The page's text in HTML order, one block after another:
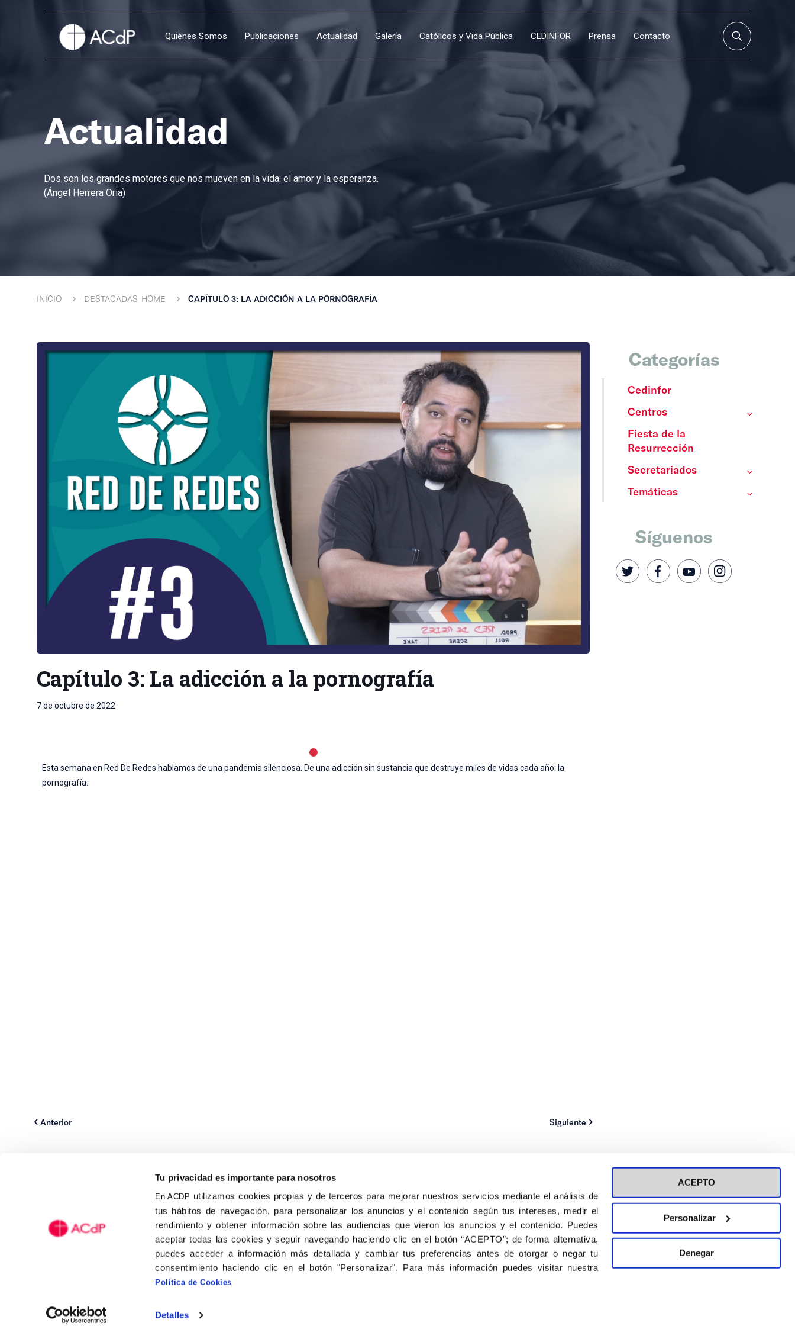
Tu privacidad es importante para nosotros
En ACDP utilizamos cookies propias y de terceros para mejorar nuestros servicios mediante el análisis de
tus hábitos de navegación, para personalizar los anuncios y el contenido según tus intereses, medir el
rendimiento y obtener información sobre las audiencias que vieron los anuncios y el contenido. Puedes
aceptar todas las cookies y seguir navegando haciendo clic en el botón “ACEPTO”; de forma alternativa,
puedes acceder a información más detallada y cambiar tus preferencias antes de otorgar o negar tu
consentimiento haciendo clic en el botón "Personalizar". Para más información puedes visitar nuestra
Política de Cookies
Detalles
ACEPTO
Personalizar
Denegar
Quiénes Somos Publicaciones Actualidad Galería Católicos y Vida Pública CEDINFOR Prensa Contacto
Actualidad
Dos son los grandes motores que nos mueven en la vida: el amor y la esperanza.
(Ángel Herrera Oria)
INICIO DESTACADAS-HOME CAPÍTULO 3: LA ADICCIÓN A LA PORNOGRAFÍA
Capítulo 3: La adicción a la pornografía
7 de octubre de 2022
Esta semana en Red De Redes hablamos de una pandemia silenciosa. De una adicción sin sustancia que destruye miles de vidas cada año: la
pornografía.
Anterior Siguiente
Categorías
Cedinfor
Centros
Fiesta de la
Resurrección
Secretariados
Temáticas
Síguenos
Calle Isaac Peral, 58 C.P.: 28040, Madrid
Tel (+34) 91 456 63 27
Fax: (+34) 91 535 19 98
acdp@acdp.es
Aviso Legal Inscripción a eventos
Política de privacidad de RRSS
Política de cookies